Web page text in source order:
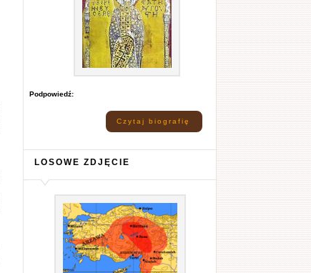
Podpowiedź:
Czytaj biografię
LOSOWE ZDJĘCIE